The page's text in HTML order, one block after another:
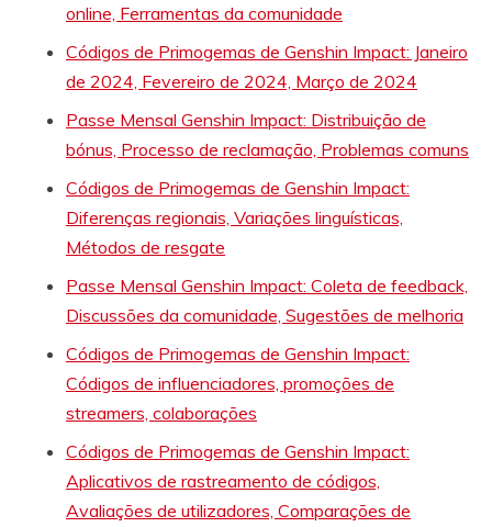
online, Ferramentas da comunidade
Códigos de Primogemas de Genshin Impact: Janeiro
de 2024, Fevereiro de 2024, Março de 2024
Passe Mensal Genshin Impact: Distribuição de
bónus, Processo de reclamação, Problemas comuns
Códigos de Primogemas de Genshin Impact:
Diferenças regionais, Variações linguísticas,
Métodos de resgate
Passe Mensal Genshin Impact: Coleta de feedback,
Discussões da comunidade, Sugestões de melhoria
Códigos de Primogemas de Genshin Impact:
Códigos de influenciadores, promoções de
streamers, colaborações
Códigos de Primogemas de Genshin Impact:
Aplicativos de rastreamento de códigos,
Avaliações de utilizadores, Comparações de